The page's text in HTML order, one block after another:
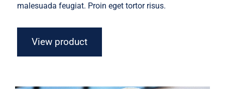
malesuada feugiat. Proin eget tortor risus.
View product